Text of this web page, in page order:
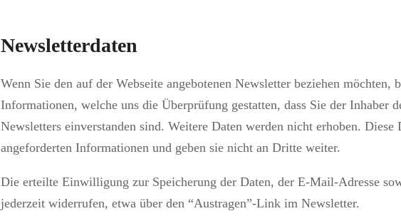
Newsletterdaten
Wenn Sie den auf der Webseite angebotenen Newsletter beziehen
Informationen, welche uns die Überprüfung gestatten, dass Sie der Inhaber
Newsletters einverstanden sind. Weitere Daten werden nicht erhoben.
angeforderten Informationen und geben sie nicht an Dritte weiter.
Die erteilte Einwilligung zur Speicherung der Daten, der E-Mail-Adresse
jederzeit widerrufen, etwa über den “Austragen”-Link im Newsletter.